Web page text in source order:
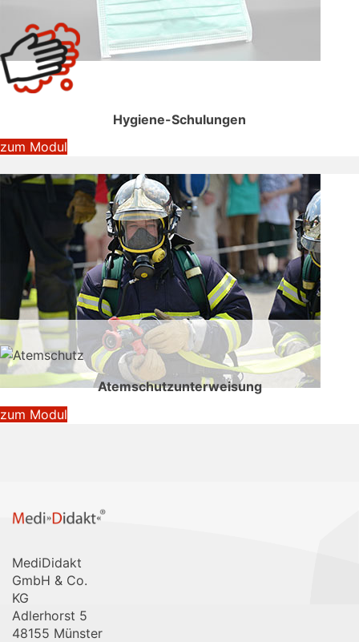
Hygiene-Schulungen
zum Modul
Atemschutzunterweisung
zum Modul
MediDidakt
GmbH & Co.
KG
Adlerhorst 5
48155 Münster